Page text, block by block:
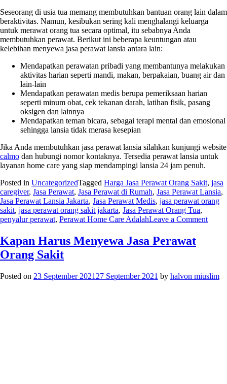
Seseorang di usia tua memang membutuhkan bantuan orang lain dalam
beraktivitas. Namun, kesibukan sering kali menghalangi keluarga
untuk merawat orang tua secara optimal, itu sebabnya Anda
membutuhkan perawat. Berikut ini beberapa keuntungan atau
kelebihan menyewa jasa perawat lansia antara lain:
Mendapatkan perawatan pribadi yang membantunya melakukan
aktivitas harian seperti mandi, makan, berpakaian, buang air dan
lain-lain
Mendapatkan perawatan medis berupa pemeriksaan harian
seperti minum obat, cek tekanan darah, latihan fisik, pasang
oksigen dan lainnya
Mendapatkan teman bicara, sebagai terapi mental dan emosional
sehingga lansia tidak merasa kesepian
Jika Anda membutuhkan jasa perawat lansia silahkan kunjungi website
calmo dan hubungi nomor kontaknya. Tersedia perawat lansia untuk
layanan home care yang siap mendampingi lansia 24 jam penuh.
Posted in UncategorizedTagged Harga Jasa Perawat Orang Sakit, jasa
caregiver, Jasa Perawat, Jasa Perawat di Rumah, Jasa Perawat Lansia,
Jasa Perawat Lansia Jakarta, Jasa Perawat Medis, jasa perawat orang
sakit, jasa perawat orang sakit jakarta, Jasa Perawat Orang Tua,
penyalur perawat, Perawat Home Care AdalahLeave a Commenton
Kapan Harus Menyewa Jasa Perawat
Orang Sakit
Posted on 23 September 2021 27 September 2021 by halvon miuslim